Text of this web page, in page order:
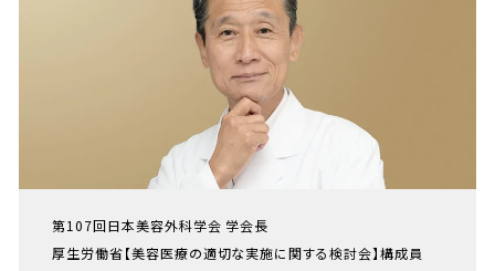
第107回日本美容外科学会 学会長
厚生労働省【美容医療の適切な実施に関する検討会】構成員